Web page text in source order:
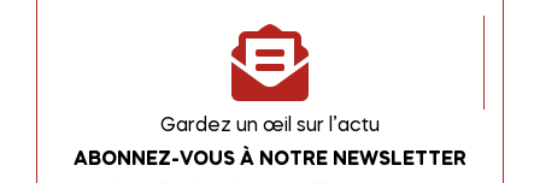
Gardez un œil sur l’actu
ABONNEZ-VOUS À NOTRE NEWSLETTER